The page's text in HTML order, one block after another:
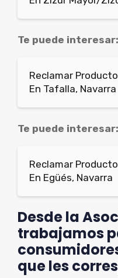
Te puede interesar:
Reclamar
En Tafalla, Navarra
Te puede interesar:
Reclamar
En Egüés, Navarra
Desde la
trabajamos
que les